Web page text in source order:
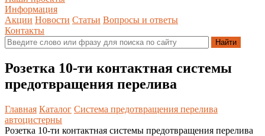
Информация
Акции Новости Статьи Вопросы и ответы
Контакты
Розетка 10-ти контактная системы
предотвращения перелива
Главная Каталог Система предотвращения перелива
автоцистерны
Розетка 10-ти контактная системы предотвращения перелива